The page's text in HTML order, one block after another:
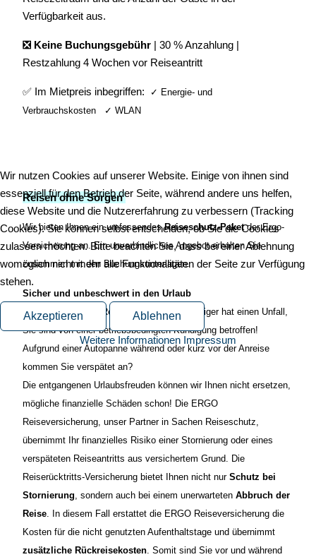
Verfügbarkeit aus.
❎ Keine Buchungsgebühr | 30 % Anzahlung |
Restzahlung 4 Wochen vor Reiseantritt
✅ Im Mietpreis inbegriffen:
✓ Energie- und
Verbrauchskosten
✓ WLAN
Reisen ohne Sorgen
Wir bieten Ihnen ein umfassendesReiseschutz-Paketder Ergo-
Versicherung an. Ein unverbindliches Angebot erhalten Sie
zusammen mit den Buchungsunterlagen.
Sicher und unbeschwert in den Urlaub
Sie werden vor der Reise krank, ein Angehöriger hat einen Unfall,
Sie sind von einer betriebsbedingten Kündigung betroffen!
Aufgrund einer Autopanne während oder kurz vor der Anreise
kommen Sie verspätet an?
Die entgangenen Urlaubsfreuden können wir Ihnen nicht ersetzen,
mögliche finanzielle Schäden schon! Die ERGO
Reiseversicherung, unser Partner in Sachen Reiseschutz,
übernimmt Ihr finanzielles Risiko einer Stornierung oder eines
verspäteten Reiseantritts aus versichertem Grund. Die
Reiserücktritts-Versicherung bietet Ihnen nicht nur Schutz bei
Stornierung, sondern auch bei einem unerwarteten Abbruch der
Reise. In diesem Fall erstattet die ERGO Reiseversicherung die
Kosten für die nicht genutzten Aufenthaltstage und übernimmt
zusätzliche Rückreisekosten. Somit sind Sie vor und während
Wir nutzen Cookies auf unserer Website. Einige von ihnen sind
essenziell für den Betrieb der Seite, während andere uns helfen,
diese Website und die Nutzererfahrung zu verbessern (Tracking
Cookies). Sie können selbst entscheiden, ob Sie die Cookies
zulassen möchten. Bitte beachten Sie, dass bei einer Ablehnung
womöglich nicht mehr alle Funktionalitäten der Seite zur Verfügung
stehen.
Akzeptieren
Ablehnen
Weitere Informationen Impressum